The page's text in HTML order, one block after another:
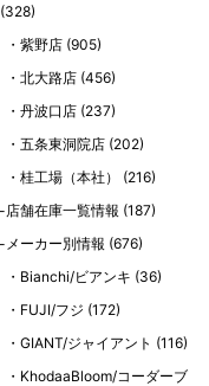
(328)
紫野店 (905)
北大路店 (456)
丹波口店 (237)
五条東洞院店 (202)
桂工場（本社）
(216)
店舗在庫一覧情報 (187)
メーカー別情報 (676)
Bianchi/ビアンキ (36)
FUJI/フジ (172)
GIANT/ジャイアント (116)
KhodaaBloom/コーダーブ